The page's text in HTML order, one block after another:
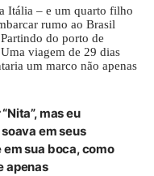
Itália – e um quarto filho
rumo ao Brasil
do porto de
viagem de 29 dias
um marco não apenas
mas eu
em seus
sua boca, como
apenas